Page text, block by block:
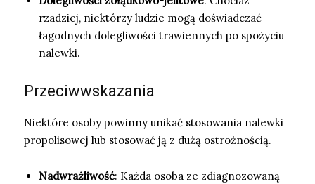
rzadziej, niektórzy ludzie mogą doświadczać
łagodnych dolegliwości trawiennych po spożyciu
nalewki.
Przeciwwskazania
Niektóre osoby powinny unikać stosowania nalewki
propolisowej lub stosować ją z dużą ostrożnością.
Nadwrażliwość: Każda osoba ze zdiagnozowaną